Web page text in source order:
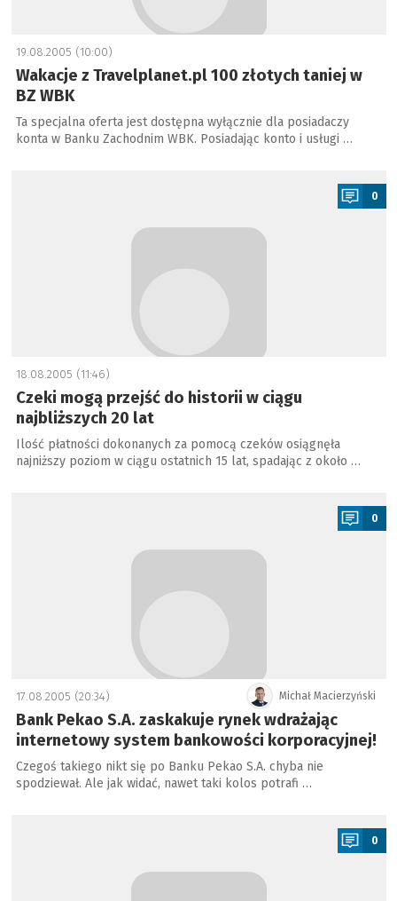
19.08.2005 (10:00)
Wakacje z Travelplanet.pl 100 złotych taniej w
BZ WBK
Ta specjalna oferta jest dostępna wyłącznie dla posiadaczy
konta w Banku Zachodnim WBK. Posiadając konto i usługi …
0
18.08.2005 (11:46)
Czeki mogą przejść do historii w ciągu
najbliższych 20 lat
Ilość płatności dokonanych za pomocą czeków osiągnęła
najniższy poziom w ciągu ostatnich 15 lat, spadając z około …
0
Michał Macierzyński
17.08.2005 (20:34)
Bank Pekao S.A. zaskakuje rynek wdrażając
internetowy system bankowości korporacyjnej!
Czegoś takiego nikt się po Banku Pekao S.A. chyba nie
spodziewał. Ale jak widać, nawet taki kolos potrafi …
0